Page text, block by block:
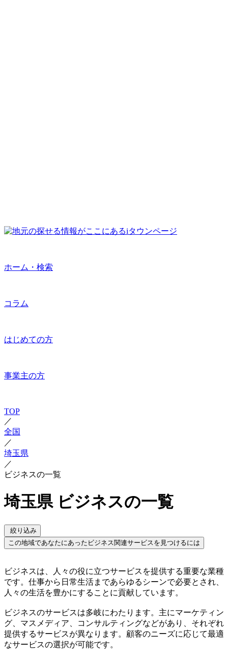
ホーム・検索
コラム
はじめての方
事業主の方
TOP
／
全国
／
埼玉県
／
ビジネスの一覧
埼玉県 ビジネスの一覧
絞り込み
この地域であなたにあったビジネス関連サービスを見つけるには
ビジネスは、人々の役に立つサービスを提供する重要な業種
です。仕事から日常生活まであらゆるシーンで必要とされ、
人々の生活を豊かにすることに貢献しています。
ビジネスのサービスは多岐にわたります。主にマーケティン
グ、マスメディア、コンサルティングなどがあり、それぞれ
提供するサービスが異なります。顧客のニーズに応じて最適
なサービスの選択が可能です。